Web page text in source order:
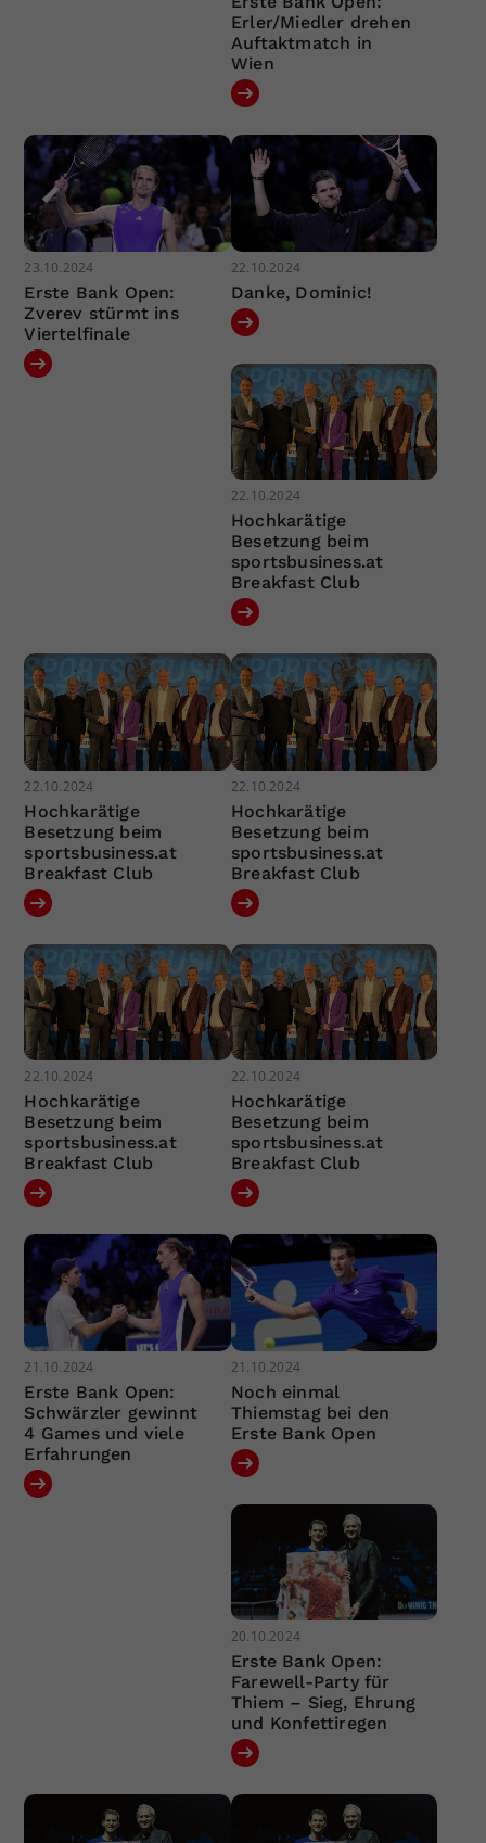
Erler/Miedler drehen
Auftaktmatch in
Wien
23.10.2024
Erste Bank Open:
Zverev stürmt ins
Viertelfinale
22.10.2024
Danke, Dominic!
22.10.2024
Hochkarätige
Besetzung beim
sportsbusiness.at
Breakfast Club
22.10.2024
Hochkarätige
Besetzung beim
sportsbusiness.at
Breakfast Club
22.10.2024
Hochkarätige
Besetzung beim
sportsbusiness.at
Breakfast Club
22.10.2024
Hochkarätige
Besetzung beim
sportsbusiness.at
Breakfast Club
22.10.2024
Hochkarätige
Besetzung beim
sportsbusiness.at
Breakfast Club
21.10.2024
Erste Bank Open:
Schwärzler gewinnt
4 Games und viele
Erfahrungen
21.10.2024
Noch einmal
Thiemstag bei den
Erste Bank Open
20.10.2024
Erste Bank Open:
Farewell-Party für
Thiem – Sieg, Ehrung
und Konfettiregen